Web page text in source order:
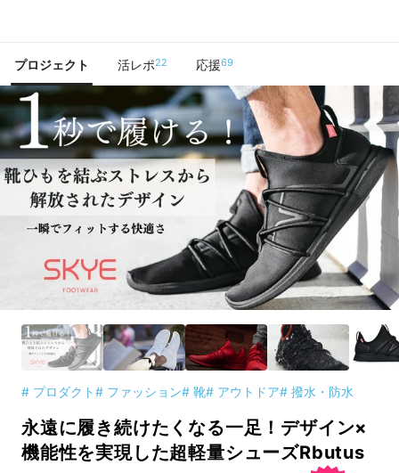
プロジェクト 活レポ22 応援69
# プロダクト# ファッション# 靴# アウトドア# 撥水・防水
永遠に履き続けたくなる一足！デザイン×
機能性を実現した超軽量シューズRbutus